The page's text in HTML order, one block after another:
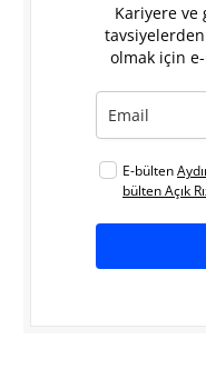
Kariyere ve
olmak için
E-bülten
bülten Açık